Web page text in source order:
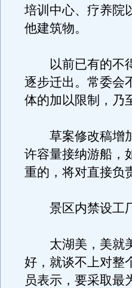
培训中心、疗养院
他建筑物。
以前已有的不得
逐步迁出。常委会
体的加以限制，乃
草案修改稿增加
许容量接纳游船，
重的，将对直接负
景区内禁设工
太湖美，美就美
好，就谈不上对整
员表示，要采取最